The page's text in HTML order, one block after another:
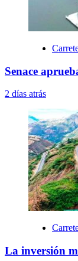
Senace
2 días atrás
La inversión